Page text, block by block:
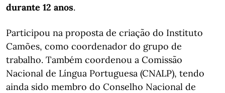
durante 12 anos.
Participou na proposta de criação do Instituto
Camões, como coordenador do grupo de
trabalho. Também coordenou a Comissão
Nacional de Língua Portuguesa (CNALP), tendo
ainda sido membro do Conselho Nacional de